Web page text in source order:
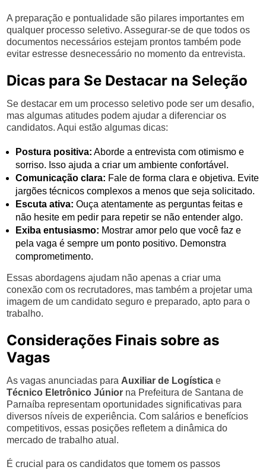
A preparação e pontualidade são pilares importantes em
qualquer processo seletivo. Assegurar-se de que todos os
documentos necessários estejam prontos também pode
evitar estresse desnecessário no momento da entrevista.
Dicas para Se Destacar na Seleção
Se destacar em um processo seletivo pode ser um desafio,
mas algumas atitudes podem ajudar a diferenciar os
candidatos. Aqui estão algumas dicas:
Postura positiva: Aborde a entrevista com otimismo e
sorriso. Isso ajuda a criar um ambiente confortável.
Comunicação clara: Fale de forma clara e objetiva. Evite
jargões técnicos complexos a menos que seja solicitado.
Escuta ativa: Ouça atentamente as perguntas feitas e
não hesite em pedir para repetir se não entender algo.
Exiba entusiasmo: Mostrar amor pelo que você faz e
pela vaga é sempre um ponto positivo. Demonstra
comprometimento.
Essas abordagens ajudam não apenas a criar uma
conexão com os recrutadores, mas também a projetar uma
imagem de um candidato seguro e preparado, apto para o
trabalho.
Considerações Finais sobre as
Vagas
As vagas anunciadas para Auxiliar de Logística e
Técnico Eletrônico Júnior na Prefeitura de Santana de
Parnaíba representam oportunidades significativas para
diversos níveis de experiência. Com salários e benefícios
competitivos, essas posições refletem a dinâmica do
mercado de trabalho atual.
É crucial para os candidatos que tomem os passos